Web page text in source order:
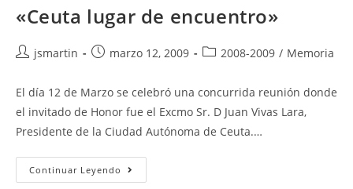
Político
Después
«Ceuta lugar de encuentro»
Autor
la
entrada:
jsmartin
Publicación
entrada:
marzo 12, 2009
Categoría
entrada:
2008-2009 / Memoria
El día 12 de Marzo se celebró una concurrida reunión donde
el invitado de Honor fue el Excmo Sr. D Juan Vivas Lara,
Presidente de la Ciudad Autónoma de Ceuta.…
Continuar Leyendo «Ceuta
Lugar